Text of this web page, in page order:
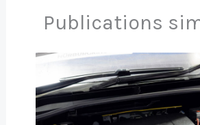
Publications